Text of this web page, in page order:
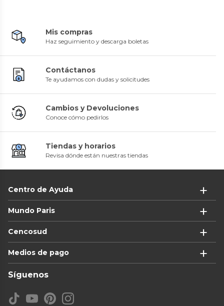
Mis compras
Haz seguimiento y descarga boletas
Contáctanos
Te ayudamos con dudas y solicitudes
Cambios y Devoluciones
Conoce cómo pedirlos
Tiendas y horarios
Revisa dónde están nuestras tiendas
Centro de Ayuda
Mundo Paris
Cencosud
Medios de pago
Síguenos